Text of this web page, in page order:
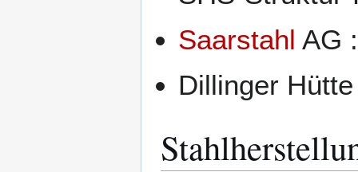
Saarstahl AG
Dillinger